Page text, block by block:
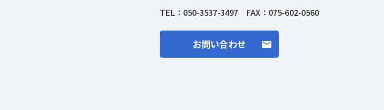
TEL： 050-3537-3497 FAX：075-602-0560
お問い合わせ